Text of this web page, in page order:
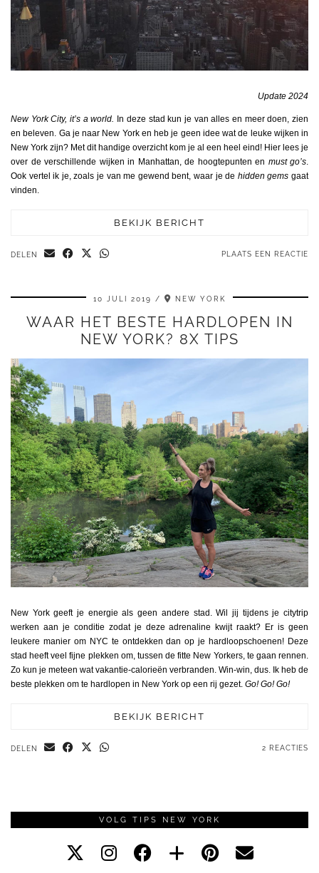
Update 2024
New York City, it’s a world. In deze stad kun je van alles en meer doen, zien
en beleven. Ga je naar New York en heb je geen idee wat de leuke wijken in
New York zijn? Met dit handige overzicht kom je al een heel eind! Hier lees je
over de verschillende wijken in Manhattan, de hoogtepunten en must go’s.
Ook vertel ik je, zoals je van me gewend bent, waar je de hidden gems gaat
vinden.
BEKIJK BERICHT
DELEN PLAATS EEN REACTIE
10 JULI 2019 NEW YORK
WAAR HET BESTE HARDLOPEN IN
NEW YORK? 8X TIPS
New York geeft je energie als geen andere stad. Wil jij tijdens je citytrip
werken aan je conditie zodat je deze adrenaline kwijt raakt? Er is geen
leukere manier om NYC te ontdekken dan op je hardloopschoenen! Deze
stad heeft veel fijne plekken om, tussen de fitte New Yorkers, te gaan rennen.
Zo kun je meteen wat vakantie-calorieën verbranden. Win-win, dus. Ik heb de
beste plekken om te hardlopen in New York op een rij gezet. Go! Go! Go!
BEKIJK BERICHT
DELEN 2 REACTIES
VOLG TIPS NEW YORK